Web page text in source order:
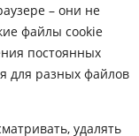
– они не
файлы cookie
постоянных
для разных файлов
удалять